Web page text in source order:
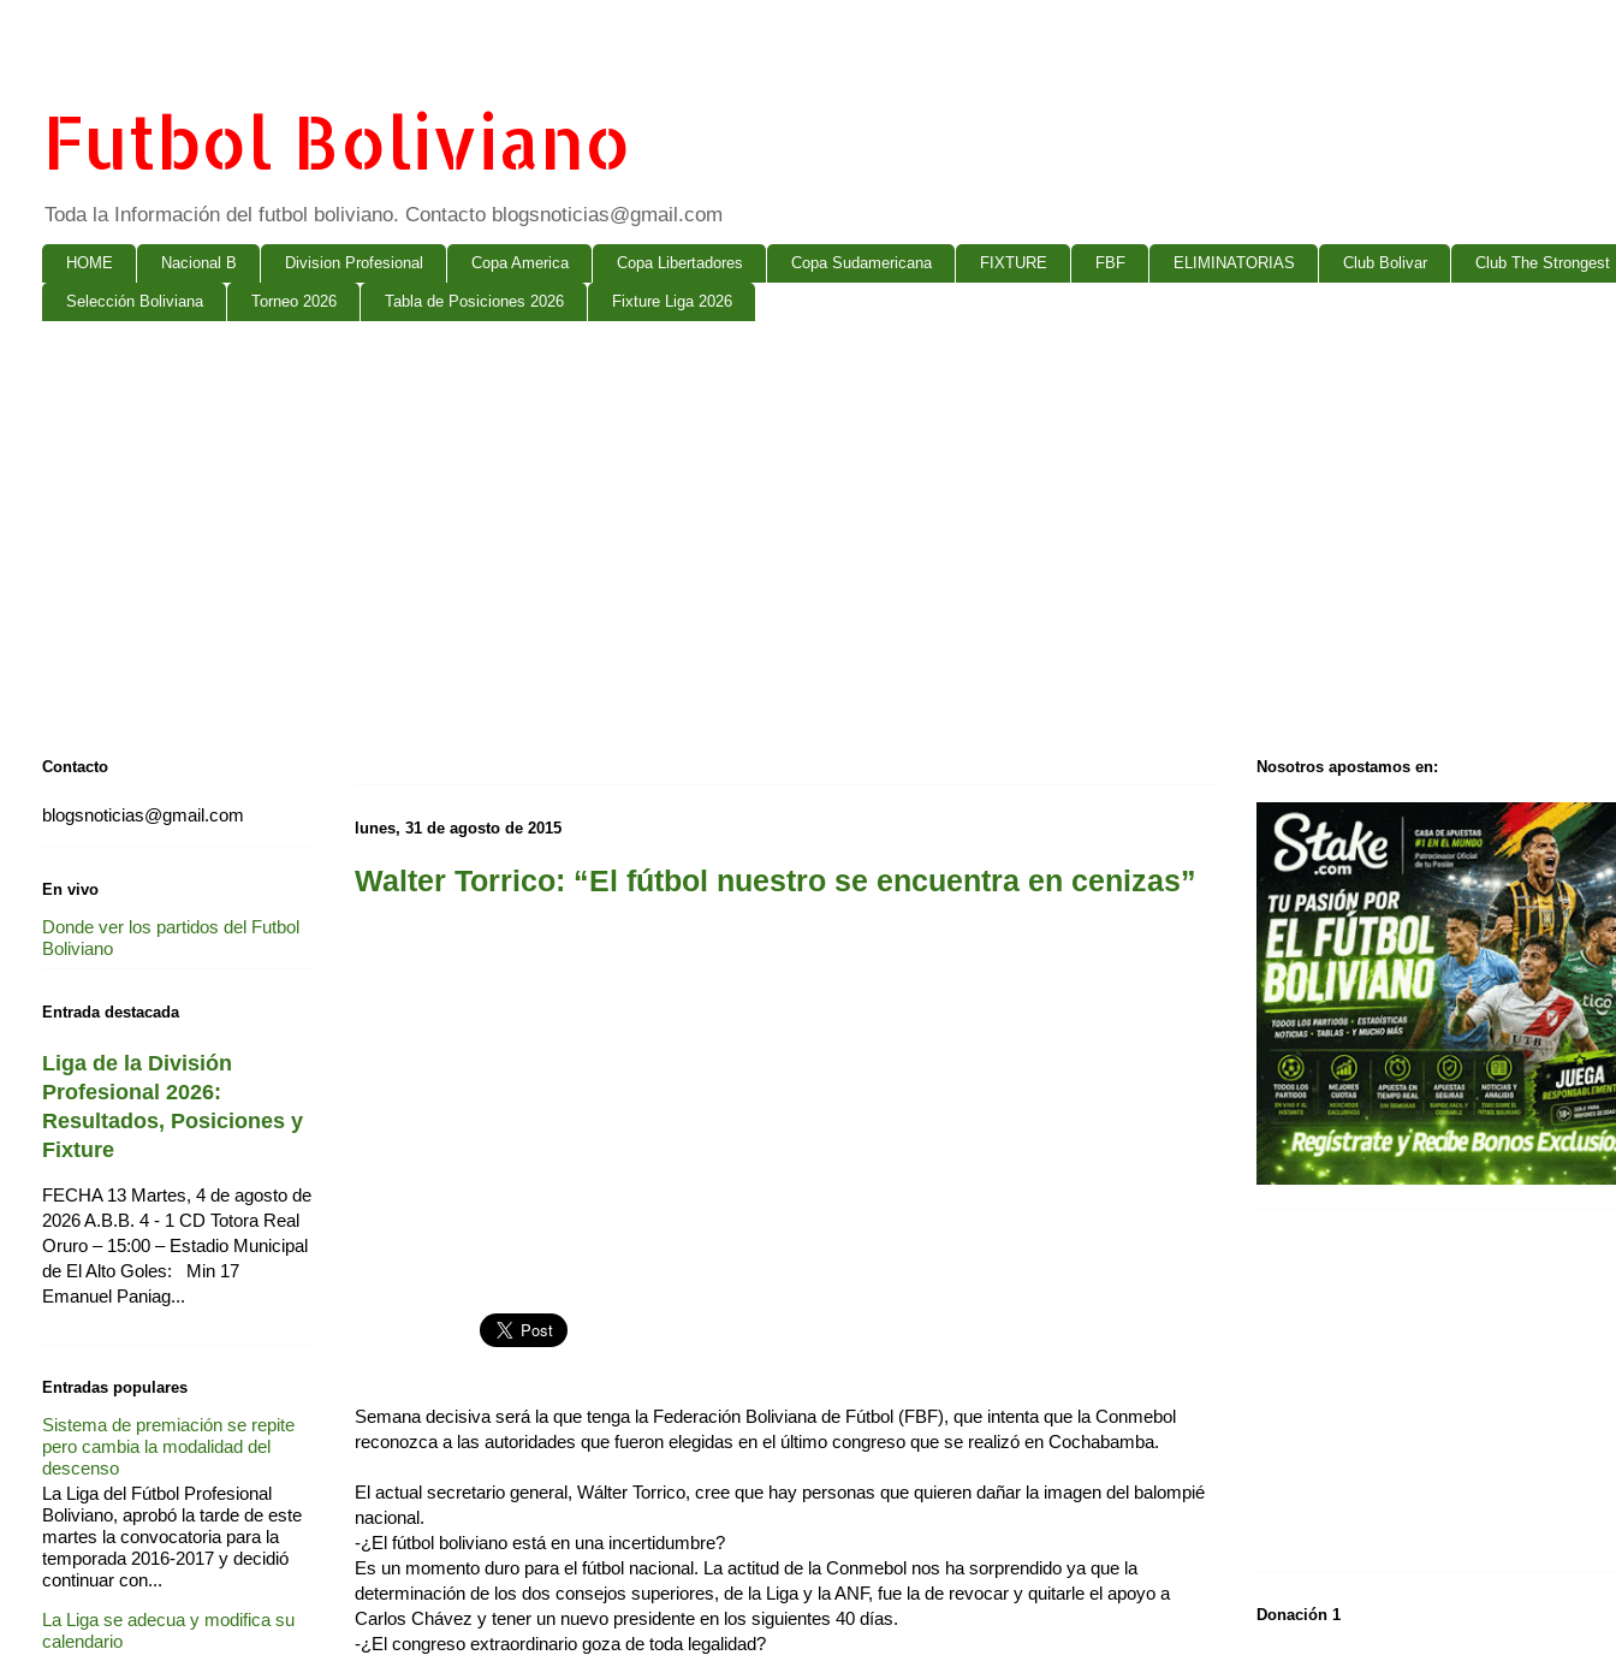
Futbol Boliviano
Toda la Información del futbol boliviano. Contacto blogsnoticias@gmail.com
HOME Nacional B Division Profesional Copa America Copa Libertadores Copa Sudamericana FIXTURE FBF ELIMINATORIAS Club Bolivar Club The Strongest
Selección Boliviana Torneo 2026 Tabla de Posiciones 2026 Fixture Liga 2026
lunes, 31 de agosto de 2015
Walter Torrico: “El fútbol nuestro se encuentra en cenizas”
Semana decisiva será la que tenga la Federación Boliviana de Fútbol (FBF), que intenta que la Conmebol
reconozca a las autoridades que fueron elegidas en el último congreso que se realizó en Cochabamba.
El actual secretario general, Wálter Torrico, cree que hay personas que quieren dañar la imagen del balompié
nacional.
-¿El fútbol boliviano está en una incertidumbre?
Es un momento duro para el fútbol nacional. La actitud de la Conmebol nos ha sorprendido ya que la
determinación de los dos consejos superiores, de la Liga y la ANF, fue la de revocar y quitarle el apoyo a
Carlos Chávez y tener un nuevo presidente en los siguientes 40 días.
-¿El congreso extraordinario goza de toda legalidad?
Contacto
blogsnoticias@gmail.com
En vivo
Donde ver los partidos del Futbol
Boliviano
Entrada destacada
Liga de la División
Profesional 2026:
Resultados, Posiciones y
Fixture
FECHA 13 Martes, 4 de agosto de
2026 A.B.B. 4 - 1 CD Totora Real
Oruro – 15:00 – Estadio Municipal
de El Alto Goles: Min 17
Emanuel Paniag...
Entradas populares
Sistema de premiación se repite
pero cambia la modalidad del
descenso
La Liga del Fútbol Profesional
Boliviano, aprobó la tarde de este
martes la convocatoria para la
temporada 2016-2017 y decidió
continuar con...
La Liga se adecua y modifica su
calendario
Nosotros apostamos en:
Donación 1